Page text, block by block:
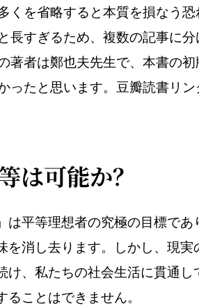
くを省略すると本質を損なう
長すぎるため、複数の記事に
著者は鄭也夫先生で、本書の
ったと思います。 豆瓣読書リン
は可能か？
は平等理想者の究極の目標で
を消し去ります。しかし、現
け、私たちの社会生活に貫通
ることはできません。